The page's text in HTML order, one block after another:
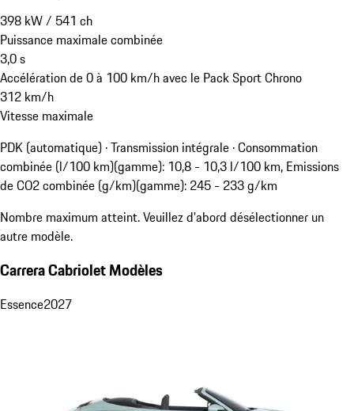
398 kW/ 541 ch
Puissance maximale combinée
3,0s
Accélération de 0 à 100 km/h avec le Pack Sport Chrono
312 km/h
Vitesse maximale
PDK (automatique) · Transmission intégrale ·Consommation
combinée (l/100 km)(gamme): 10,8 - 10,3 l/100 km, Emissions
de CO2 combinée (g/km)(gamme): 245 - 233 g/km
Nombre maximum atteint. Veuillez d'abord désélectionner un
autre modèle.
Carrera Cabriolet Modèles
Essence2027